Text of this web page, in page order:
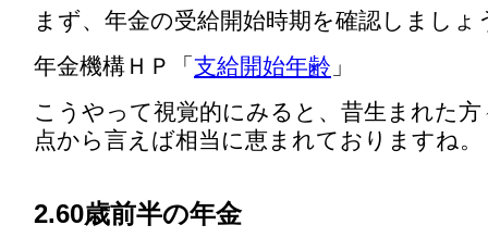
まず、年金の受給開始時期を確認しましょ
年金機構ＨＰ「 支給開始年齢 」
こうやって視覚的にみると、昔生まれた方
点から言えば相当に恵まれておりますね。
2.60歳前半の年金